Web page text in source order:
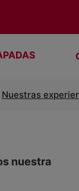
Nuestras
nuestra